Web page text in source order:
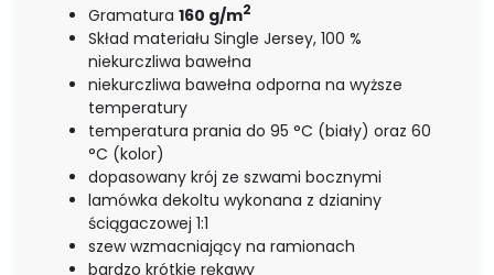
Gramatura 160 g/m2
Skład materiału Single Jersey, 100 %
niekurczliwa bawełna
niekurczliwa bawełna odporna na wyższe
temperatury
temperatura prania do 95 °C (biały) oraz 60
°C (kolor)
dopasowany krój ze szwami bocznymi
lamówka dekoltu wykonana z dzianiny
ściągaczowej 1:1
szew wzmacniający na ramionach
bardzo krótkie rękawy